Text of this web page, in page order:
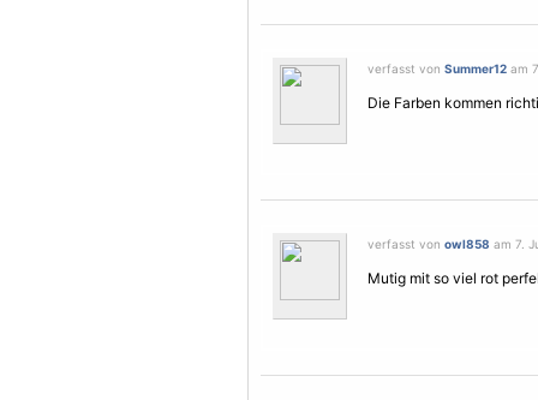
verfasst von Summer12 am
Die Farben kommen
verfasst von owl858 am 7.
Mutig mit so viel rot